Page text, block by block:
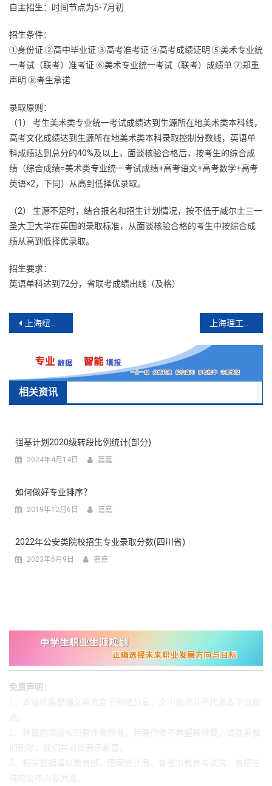
自主招生：时间节点为5-7月初
招生条件：
①身份证 ②高中毕业证 ③高考准考证 ④高考成绩证明 ⑤美术专业统
一考试（联考）准考证 ⑥美术专业统一考试（联考）成绩单 ⑦郑重
声明 ⑧考生承诺
录取原则：
（1） 考生美术类专业统一考试成绩达到生源所在地美术类本科线，
高考文化成绩达到生源所在地美术类本科录取控制分数线，英语单
科成绩达到总分的40%及以上，面谈核验合格后，按考生的综合成
绩（综合成绩=美术类专业统一考试成绩+高考语文+高考数学+高考
英语×2，下同）从高到低择优录取。
（2） 生源不足时，结合报名和招生计划情况，按不低于威尔士三一
圣大卫大学在英国的录取标准，从面谈核验合格的考生中按综合成
绩从高到低择优录取。
招生要求：
英语单科达到72分，省联考成绩出线（及格）
文
航
上海纽约大学招生专业
相关资讯
强基计划2020级转段比例统计(部分)
2024年4月14日 嘉嘉
如何做好专业排序？
2019年12月6日 嘉嘉
2022年公安类院校招生专业录取分数(四川省)
2023年6月9日 嘉嘉
免责声明：